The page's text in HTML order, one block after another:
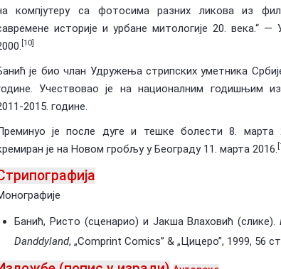
компјутеру са фотосима разних ликова из
историје и урбане митологије 20. века.“ —
[10]
је био члан Удружења стрипских уметника
Учествовао је на националним годишњим
2015. године.
је после дуге и тешке болести 8. марта
је на Новом гробљу у Београду 11. марта 2016.
Банић, Ристо (сценарио) и Јакша Влаховић (слике).
Danddyland, „Comprint Comics” & „Цицеро”, 1999, 56